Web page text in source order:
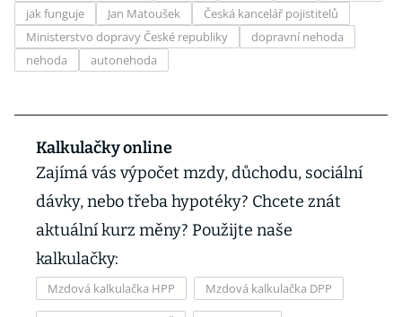
jak funguje
Jan Matoušek
Česká kancelář pojistitelů
Ministerstvo dopravy České republiky
dopravní nehoda
nehoda
autonehoda
Kalkulačky online
Zajímá vás výpočet mzdy, důchodu, sociální
dávky, nebo třeba hypotéky? Chcete znát
aktuální kurz měny? Použijte naše
kalkulačky:
Mzdová kalkulačka HPP Mzdová kalkulačka DPP